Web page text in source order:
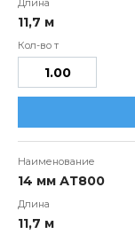
11,7 м
14 мм АТ800
11,7 м